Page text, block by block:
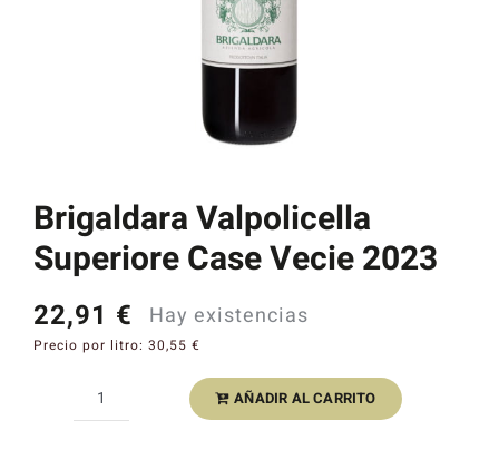
Brigaldara Valpolicella
Superiore Case Vecie 2023
22,91 € Hay existencias
Precio por litro: 30,55 €
Brigaldara
AÑADIR AL CARRITO